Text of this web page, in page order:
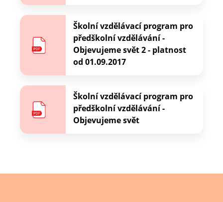
Školní vzdělávací program pro
předškolní vzdělávání -
Objevujeme svět 2 - platnost
od 01.09.2017
Školní vzdělávací program pro
předškolní vzdělávání -
Objevujeme svět